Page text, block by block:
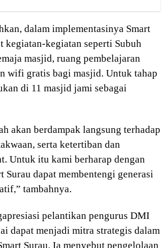
dalam implementasinya Smart
kegiatan-kegiatan seperti Subuh
masjid, ruang pembelajaran
wifi gratis bagi masjid. Untuk tahap
di 11 masjid jami sebagai
akan berdampak langsung terhadap
serta ketertiban dan
Untuk itu kami berharap dengan
Surau dapat membentengi generasi
tambahnya.
pelantikan pengurus DMI
dapat menjadi mitra strategis dalam
Surau. Ia menyebut pengelolaan